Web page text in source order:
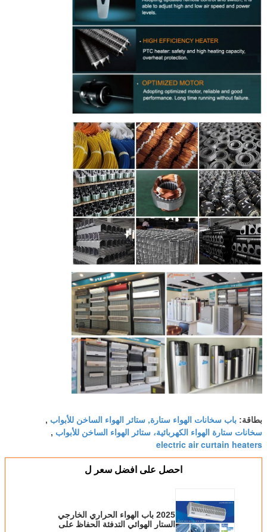
بطاقة: باب سخانات الهواء ستارة, ستائر الهواء الساخن للأبواب ,
سخانات ستارة الهواء الكهربائية، ستائر الهواء الساخن للأبواب ,
electric air curtain heaters
احصل على افضل سعر ل
2025 باب الهواء الحراري الخارجي
الستار الهوائي التدفئة الحفاظ على